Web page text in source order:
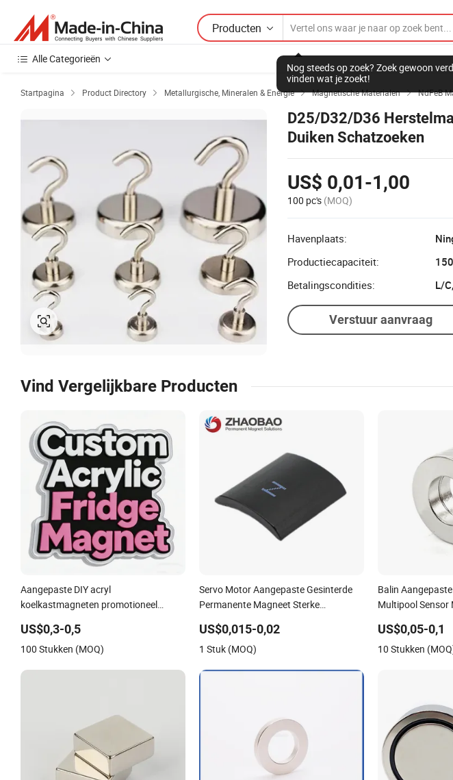
Producten
Nog steeds op zoek? Zoek gewoon
vinden wat je zoekt!
Alle Categorieën
Startpagina  Product Directory  Metallurgische, Mineralen & Energie  Magnetische Materialen  NdFeB
D25/D32/D36
Duiken Schatzoeken
US$ 0,01-1,00
100 pc's (MOQ)
Havenplaats:
Productiecapaciteit:
Betalingscondities:
L/
Verstuur aanvraag
Vind Vergelijkbare Producten
Aangepaste DIY acryl
koelkastmagneten promotioneel
US$0,3-0,5
100 Stukken (MOQ)
Servo Motor Aangepaste Gesinterde
Permanente Magneet Sterke
Vissersmagneten
US$0,015-0,02
1 Stuk (MOQ)
Balin
Multipool Sensor
US$0,05-0,1
10 Stukken